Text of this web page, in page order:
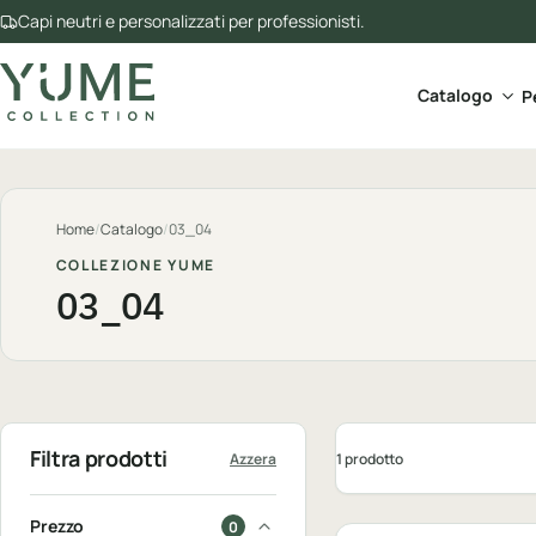
Capi neutri e personalizzati per professionisti.
Catalogo
Home/Catalogo/03_04
COLLEZIONE YUME
03_04
Filtra prodotti Azzera
Prezzo 0
1 prodotto
Personalizzabile